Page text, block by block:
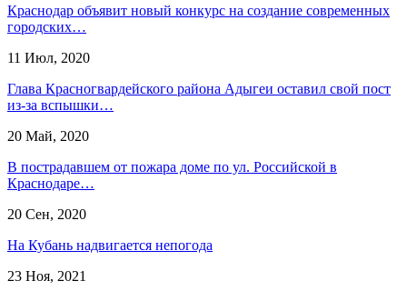
Краснодар объявит новый конкурс на создание современных
городских…
11 Июл, 2020
Глава Красногвардейского района Адыгеи оставил свой пост
из-за вспышки…
20 Май, 2020
В пострадавшем от пожара доме по ул. Российской в
Краснодаре…
20 Сен, 2020
На Кубань надвигается непогода
23 Ноя, 2021